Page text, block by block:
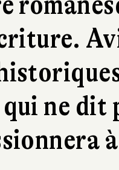
qui ne dit